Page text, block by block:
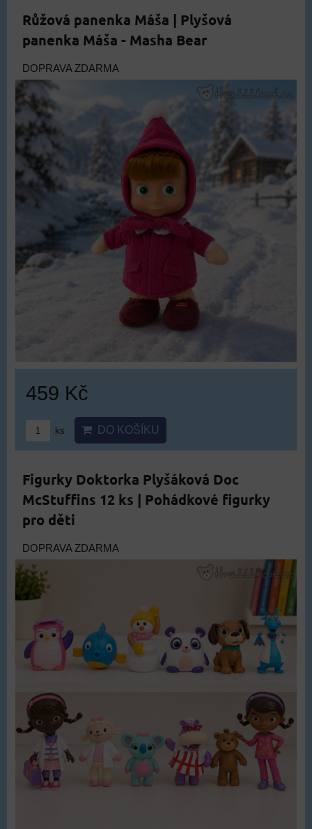
Růžová panenka Máša | Plyšová
panenka Máša - Masha Bear
DOPRAVA ZDARMA
459 Kč
ks DO KOŠÍKU
Figurky Doktorka Plyšáková Doc
McStuffins 12 ks | Pohádkové figurky
pro děti
DOPRAVA ZDARMA